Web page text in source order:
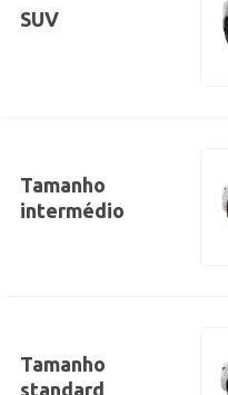
SUV
Tamanho
intermédio
Tamanho
standard